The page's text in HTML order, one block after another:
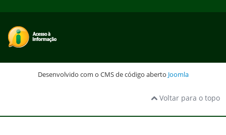
Desenvolvido com o CMS de código aberto Joomla
Voltar para o topo